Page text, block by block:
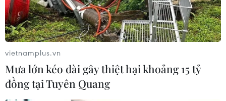
Nam.
vietnamplus.vn
Mưa lớn kéo dài gây thiệt hại khoảng 15 tỷ
đồng tại Tuyên Quang